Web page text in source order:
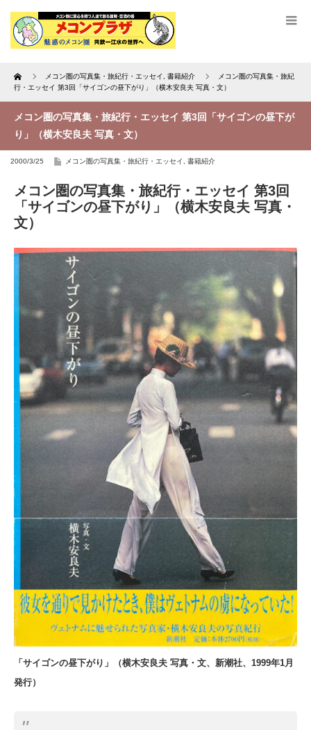
Home メコン圏の写真集・旅紀行・エッセイ 書籍紹介
メコン圏の写真集・旅紀
行・エッセイ 第3回「サイゴンの昼下がり」（横木安良夫 写真・文）
メコン圏の写真集・旅紀行・エッセイ 第3回「サイゴンの昼下が
り」（横木安良夫 写真・文）
2000/3/25 メコン圏の写真集・旅紀行・エッセイ 書籍紹介
メコン圏の写真集・旅紀行・エッセイ 第3回
「サイゴンの昼下がり」（横木安良夫 写真・
文）
「サイゴンの昼下がり」（横木安良夫 写真・文、新潮社、1999年1月
発行）